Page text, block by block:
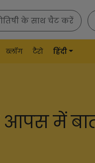
के साथ चैट करें
ब्लॉग टैरो हिंदी
आपस में